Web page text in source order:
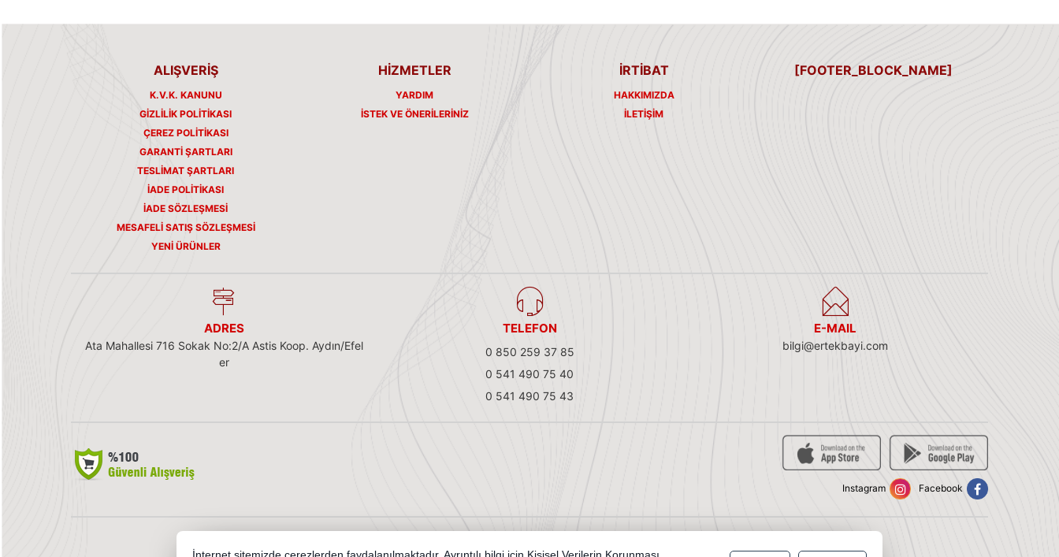
ALIŞVERİŞ
K.V.K. KANUNU
GIZLILIK POLITIKASI
ÇEREZ POLITIKASI
GARANTI ŞARTLARI
TESLIMAT ŞARTLARI
İADE POLITIKASI
İADE SÖZLEŞMESI
MESAFELI SATIŞ SÖZLEŞMESI
YENI ÜRÜNLER
HİZMETLER
YARDIM
İSTEK VE ÖNERILERINIZ
İRTİBAT
HAKKIMIZDA
İLETIŞIM
[FOOTER_BLOCK_NAME]
ADRES
Ata Mahallesi 716 Sokak No:2/A Astis Koop. Aydın/Efel
er
TELEFON
0 850 259 37 85
0 541 490 75 40
0 541 490 75 43
E-MAIL
bilgi@ertekbayi.com
Facebook
Instagram
Kredi kartı bilgileriniz 256bit SSL sertifikası ile korunmaktadır.